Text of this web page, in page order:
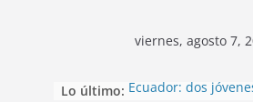
viernes, agosto 7,
Lo último: Ecuador: dos